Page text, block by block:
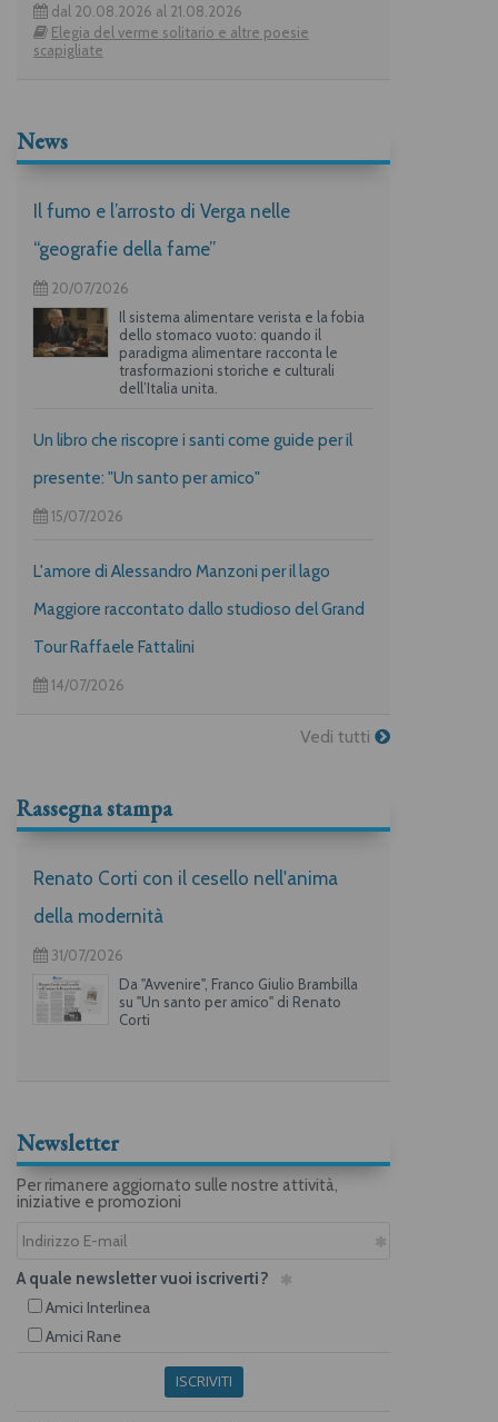
dal 20.08.2026 al 21.08.2026
Elegia del verme solitario e altre poesie
scapigliate
News
Il fumo e l’arrosto di Verga nelle
“geografie della fame”
20/07/2026
Il sistema alimentare verista e la fobia
dello stomaco vuoto: quando il
paradigma alimentare racconta le
trasformazioni storiche e culturali
dell’Italia unita.
Un libro che riscopre i santi come guide per il
presente: "Un santo per amico"
15/07/2026
L'amore di Alessandro Manzoni per il lago
Maggiore raccontato dallo studioso del Grand
Tour Raffaele Fattalini
14/07/2026
Vedi tutti
Rassegna stampa
Renato Corti con il cesello nell'anima
della modernità
31/07/2026
Da "Avvenire", Franco Giulio Brambilla
su "Un santo per amico" di Renato
Corti
Newsletter
Per rimanere aggiornato sulle nostre attività,
iniziative e promozioni
A quale newsletter vuoi iscriverti?
Amici Interlinea
Amici Rane
ISCRIVITI